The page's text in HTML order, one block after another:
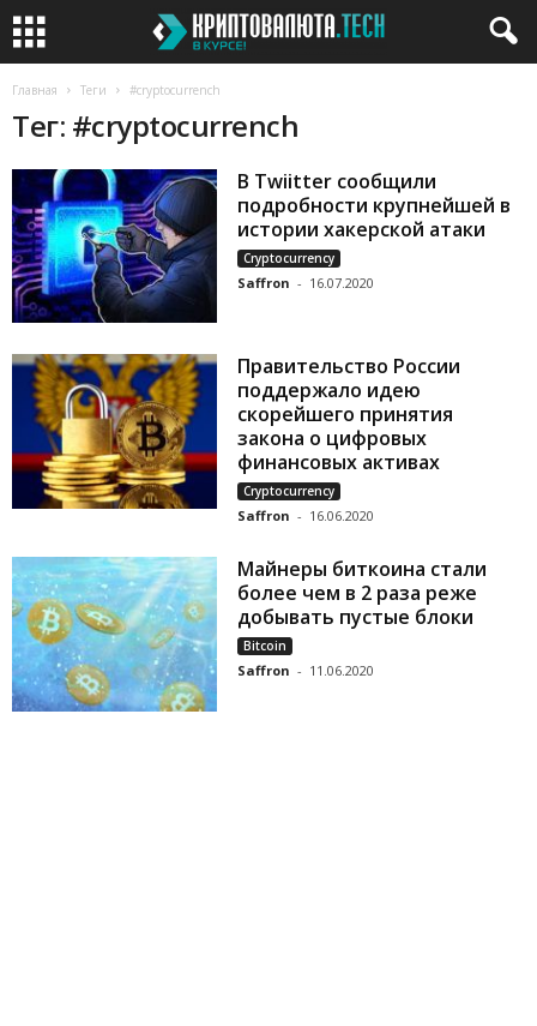
Главная Теги #cryptocurrench
Тег: #cryptocurrench
В Twiitter сообщили
подробности крупнейшей в
истории хакерской атаки
Cryptocurrency
Saffron - 16.07.2020
Правительство России
поддержало идею
скорейшего принятия
закона о цифровых
финансовых активах
Cryptocurrency
Saffron - 16.06.2020
Майнеры биткоина стали
более чем в 2 раза реже
добывать пустые блоки
Bitcoin
Saffron - 11.06.2020